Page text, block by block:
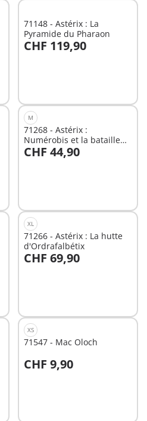
71148 - Astérix : La
Pyramide du Pharaon
CHF 119,90
M
71268 - Astérix :
Numérobis et la bataille
du Palais
CHF 44,90
Au panier
XL
71266 - Astérix : La hutte
d'Ordrafalbétix
CHF 69,90
Au panier
XS
71547 - Mac Oloch
CHF 9,90
Au panier